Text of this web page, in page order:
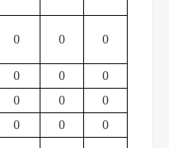
0 0 0
0 0
0
0 0
0
0 0
0